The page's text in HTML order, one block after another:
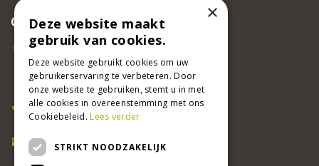
CONTACT
Beeker Tuincentrum
Adsteeg 31
6191 PW Beek
Bel ons
046 437 2881
E-mail
info@beekertuincentrum.nl
×
Deze website maakt
gebruik van cookies.
Deze website gebruikt cookies om uw
gebruikerservaring te verbeteren. Door
onze website te gebruiken, stemt u in met
alle cookies in overeenstemming met ons
Cookiebeleid.Lees verder
STRIKT NOODZAKELIJK